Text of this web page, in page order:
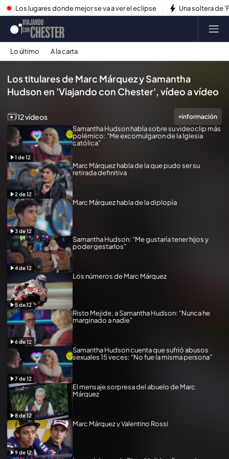
Los lugares donde mejor se va a ver el eclipse Una soltera de
Lo último A la carta
Los titulares de Marc Márquez y Samantha
Hudson en 'Viajando con Chester', vídeo a vídeo
Reproducir todo
12 vídeos información
1 de12
Samantha Hudson habla sobre su videoclip más
polémico: “Me excomulgaron de la Iglesia
católica”
2de12
Marc Márquez habla de la que pudo ser su
retirada definitiva
3de12
Marc Márquez habla de la diplopía
4de12
Samantha Hudson: “Me gustaría tener hijos y
poder gestarlos”
5de12
Los números de Marc Márquez
6de12
Risto Mejide, a Samantha Hudson: “Nunca he
marginado a nadie”
7de12
Samantha Hudson cuenta que sufrió abusos
sexuales 15 veces: “No fue la misma persona”
8de12
El mensaje sorpresa del abuelo de Marc
Márquez
9de12
Marc Márquez y Valentino Rossi